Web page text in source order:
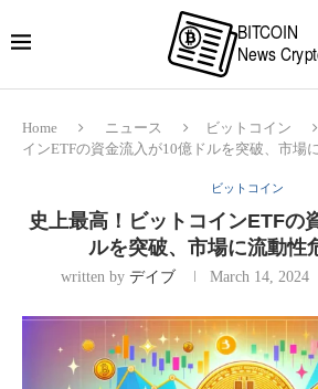
Home ニュース ビットコイン
インETFの資金流入が10億ドルを突破、市場
ビットコイン
史上最高！ビットコインETFの
ルを突破、市場に流動性
written by デイブ March 14, 2024